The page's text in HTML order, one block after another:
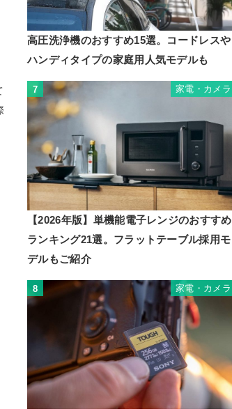
高圧洗浄機のおすすめ15選。コードレスや
ハンディタイプの家庭用人気モデルも
7 家電・カメラ
【2026年版】単機能電子レンジのおすすめ
ランキング21選。フラットテーブル採用モ
デルもご紹介
8 家電・カメラ